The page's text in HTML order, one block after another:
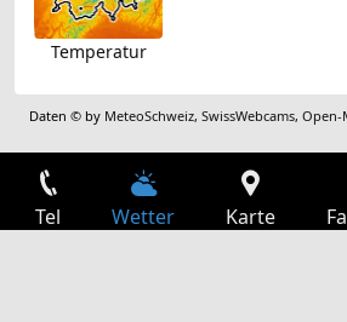
Temperatur
Daten © by MeteoSchweiz,SwissWebcams,Open-
Tel Wetter Karte